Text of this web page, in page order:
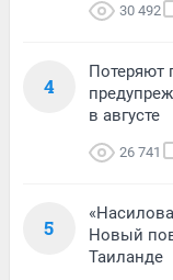
30 492
4
Потеряют
в августе
26 741
5
Новый
Таиланде